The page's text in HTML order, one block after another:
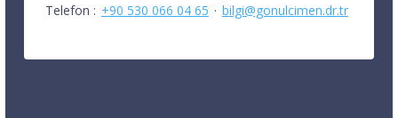
Telefon : +90 530 066 04 65 · bilgi@gonulcimen.dr.tr